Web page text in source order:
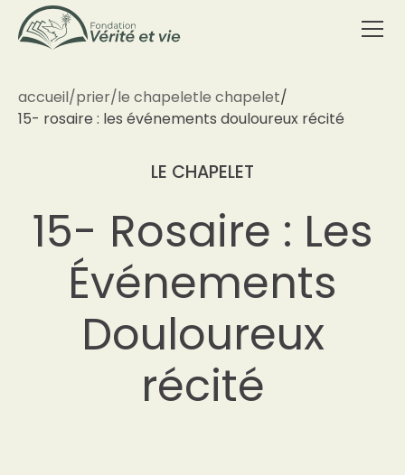
accueil/prier/le chapeletle chapelet/
15- rosaire : les événements douloureux récité
LE CHAPELET
15- Rosaire : Les
Événements
Douloureux
récité